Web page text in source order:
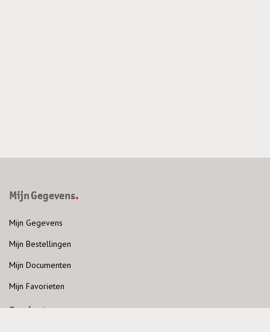
Mijn Gegevens
Mijn Gegevens
Mijn Bestellingen
Mijn Documenten
Mijn Favorieten
Producten